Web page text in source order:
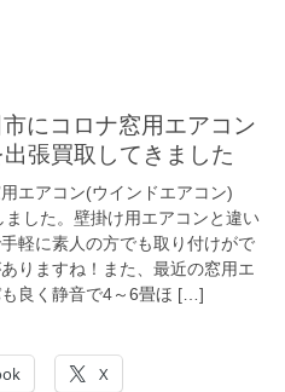
張買取してきました
エアコン(ウインドエアコン)
した。壁掛け用エアコンと違い
軽に素人の方でも取り付けがで
りますね！また、最近の窓用エ
良く静音で4～6畳ほ […]
X